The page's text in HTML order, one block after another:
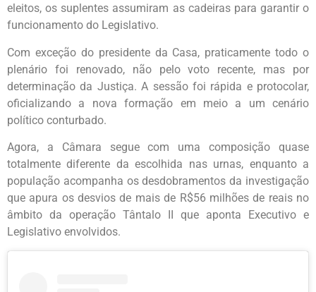
eleitos, os suplentes assumiram as cadeiras para garantir o
funcionamento do Legislativo.
Com exceção do presidente da Casa, praticamente todo o
plenário foi renovado, não pelo voto recente, mas por
determinação da Justiça. A sessão foi rápida e protocolar,
oficializando a nova formação em meio a um cenário
político conturbado.
Agora, a Câmara segue com uma composição quase
totalmente diferente da escolhida nas urnas, enquanto a
população acompanha os desdobramentos da investigação
que apura os desvios de mais de R$56 milhões de reais no
âmbito da operação Tântalo II que aponta Executivo e
Legislativo envolvidos.